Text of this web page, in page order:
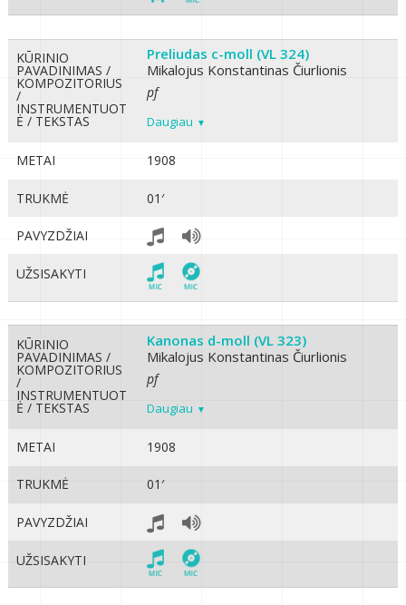
KŪRINIO
PAVADINIMAS /
KOMPOZITORIUS
/
INSTRUMENTUOT
Ė / TEKSTAS
Preliudas c-moll (VL 324)
Mikalojus Konstantinas Čiurlionis
pf
Daugiau
METAI 1908
TRUKMĖ 01′
PAVYZDŽIAI
UŽSISAKYTI
KŪRINIO
PAVADINIMAS /
KOMPOZITORIUS
/
INSTRUMENTUOT
Ė / TEKSTAS
Kanonas d-moll (VL 323)
Mikalojus Konstantinas Čiurlionis
pf
Daugiau
METAI 1908
TRUKMĖ 01′
PAVYZDŽIAI
UŽSISAKYTI